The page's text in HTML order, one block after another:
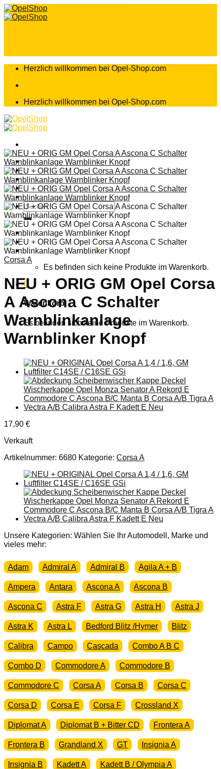
Zum
Inhalt
Herzlich willkommen bei Opel-Shop.com
Herzlich willkommen bei Opel-Shop.com
Home
Shop
Teileanfrage
Teileliste
Suchen
nach:
Anmelden
Warenkorb /0,00€ 0
Es befinden sich keine Produkte im Warenkorb.
0
Warenkorb
Es befinden sich keine Produkte im Warenkorb.
Corsa A
NEU + ORIG GM Opel Corsa
A Ascona C Schalter
Warnblinkanlage
Warnblinker Knopf
17,90 €
Verkauft
Artikelnummer: 6680 Kategorie: Corsa A
Unsere Kategorien: Wählen Sie Ihr Automodell, Marke und
vieles mehr:
Adam Admiral A Admiral B Agila A + B
Ampera Antara Ascona A Ascona B
Ascona C Astra F Astra G Astra H Astra J
Astra K Astra L Bedford Blitz /Hymer Blitz
Calibra Campo Cascada Combo A B C
Combo D Commodore A Commodore B
Commodore C Corsa A Corsa B Corsa C
Corsa D Corsa E Corsa F Crossland X
Diplomat A Diplomat B + Bitter CD Frontera A
Frontera B Grandland X GT Insignia A
Insignia B Kadett A Kadett B / Olympia A